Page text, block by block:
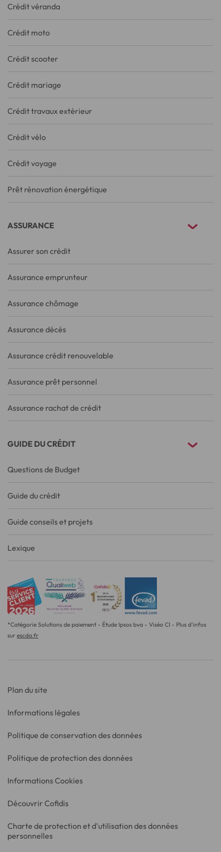
Crédit véranda
Crédit moto
Crédit scooter
Crédit mariage
Crédit travaux extérieur
Crédit vélo
Crédit voyage
Prêt rénovation énergétique
ASSURANCE
Assurer son crédit
Assurance emprunteur
Assurance chômage
Assurance décès
Assurance crédit renouvelable
Assurance prêt personnel
Assurance rachat de crédit
GUIDE DU CRÉDIT
Questions de Budget
Guide du crédit
Guide conseils et projets
Lexique
*Catégorie Solutions de paiement - Étude Ipsos bva - Viséo CI - Plus d'infos
sur escda.fr
Plan du site
Informations légales
Politique de conservation des données
Politique de protection des données
Informations Cookies
Découvrir Cofidis
Charte de protection et d'utilisation des données
personnelles